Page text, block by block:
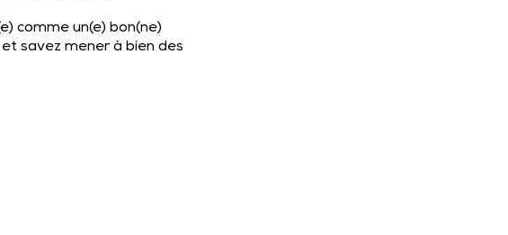
comme un(e) bon(ne)
savez mener à bien des